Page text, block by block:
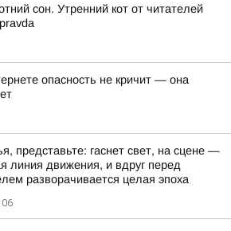
сон. Утренний кот от читателей
опасность не кричит — она
представьте: гаснет свет, на сцене —
линия движения, и вдруг перед
разворачивается целая эпоха